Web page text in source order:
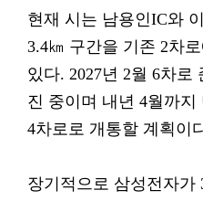
현재 시는 남용인IC와
3.4㎞ 구간을 기존 2차
있다. 2027년 2월 6차로
진 중이며 내년 4월까
4차로로 개통할 계획이
장기적으로 삼성전자가